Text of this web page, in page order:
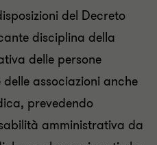
del Decreto
disciplina della
delle persone
associazioni anche
prevedendo
amministrativa da